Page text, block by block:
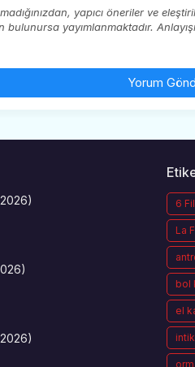
yapıcı öneriler ve
yayımlanmaktadır.
Yorum
6
La
bol
el